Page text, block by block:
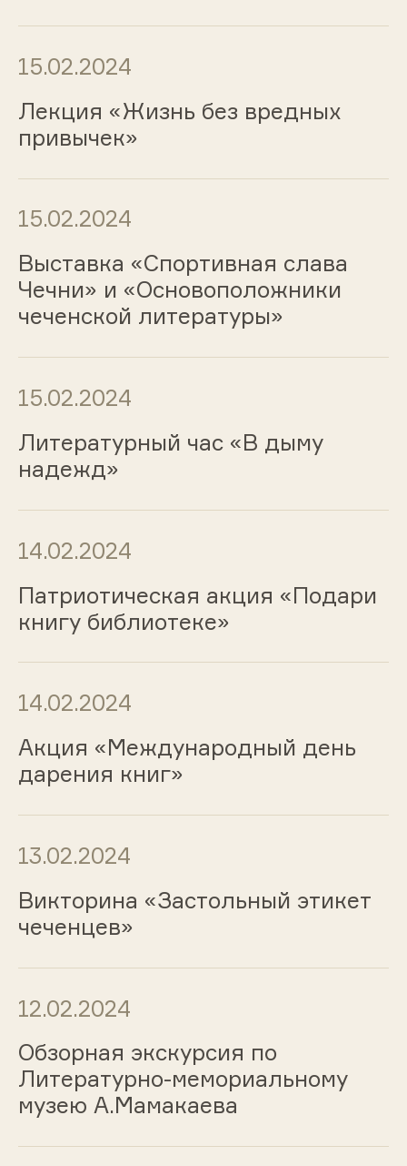
15.02.2024
Лекция «Жизнь без вредных
привычек»
15.02.2024
Выставка «Спортивная слава
Чечни» и «Основоположники
чеченской литературы»
15.02.2024
Литературный час «В дыму
надежд»
14.02.2024
Патриотическая акция «Подари
книгу библиотеке»
14.02.2024
Акция «Международный день
дарения книг»
13.02.2024
Викторина «Застольный этикет
чеченцев»
12.02.2024
Обзорная экскурсия по
Литературно-мемориальному
музею А.Мамакаева